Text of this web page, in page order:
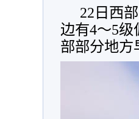
22日西
边有4～5级
部部分地方